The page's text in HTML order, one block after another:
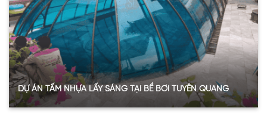
DỰ ÁN TẤM NHỰA LẤY SÁNG TẠI BỂ BƠI TUYÊN QUANG